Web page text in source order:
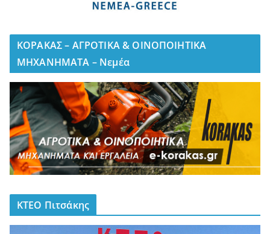
ΚΟΡΑΚΑΣ – ΑΓΡΟΤΙΚΑ & ΟΙΝΟΠΟΙΗΤΙΚΑ
ΜΗΧΑΝΗΜΑΤΑ – Νεμέα
ΚΤΕΟ Πιτσάκης